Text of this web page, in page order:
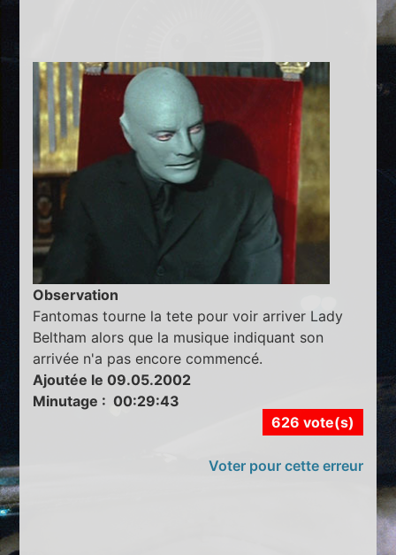
Observation
Fantomas tourne la tete pour voir arriver Lady
Beltham alors que la musique indiquant son
arrivée n'a pas encore commencé.
Ajoutée le 09.05.2002
Minutage : 00:29:43
626 vote(s)
Voter pour cette erreur